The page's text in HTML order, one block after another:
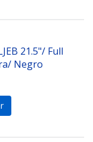
21.5"/ Full
Negro